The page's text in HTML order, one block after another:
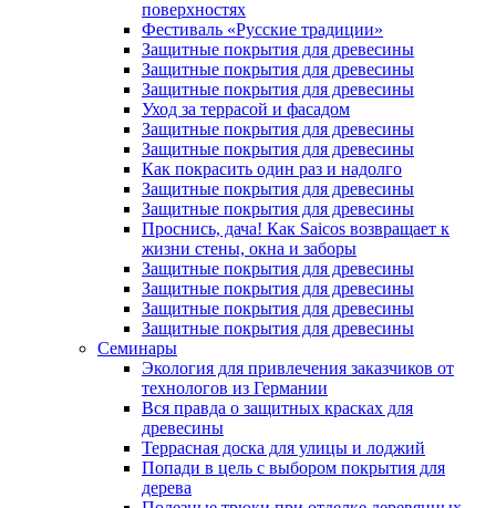
поверхностях
Фестиваль «Русские традиции»
Защитные покрытия для древесины
Защитные покрытия для древесины
Защитные покрытия для древесины
Уход за террасой и фасадом
Защитные покрытия для древесины
Защитные покрытия для древесины
Как покрасить один раз и надолго
Защитные покрытия для древесины
Защитные покрытия для древесины
Проснись, дача! Как Saicos возвращает к
жизни стены, окна и заборы
Защитные покрытия для древесины
Защитные покрытия для древесины
Защитные покрытия для древесины
Защитные покрытия для древесины
Семинары
Экология для привлечения заказчиков от
технологов из Германии
Вся правда о защитных красках для
древесины
Террасная доска для улицы и лоджий
Попади в цель с выбором покрытия для
дерева